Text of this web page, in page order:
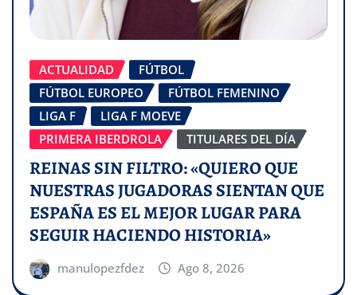
ACTUALIDAD
FÚTBOL
FÚTBOL EUROPEO
FÚTBOL FEMENINO
LIGA F
LIGA F MOEVE
PRIMERA IBERDROLA
TITULARES DEL DÍA
REINAS SIN FILTRO: «QUIERO QUE
NUESTRAS JUGADORAS SIENTAN QUE
ESPAÑA ES EL MEJOR LUGAR PARA
SEGUIR HACIENDO HISTORIA»
manulopezfdez Ago 8, 2026